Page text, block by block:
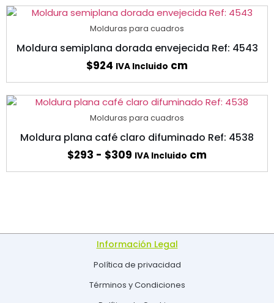
Molduras para cuadros
Moldura semiplana dorada envejecida Ref: 4543
$924 IVA Incluido cm
Molduras para cuadros
Moldura plana café claro difuminado Ref: 4538
$293 - $309 IVA Incluido cm
Información Legal
Política de privacidad
Términos y Condiciones